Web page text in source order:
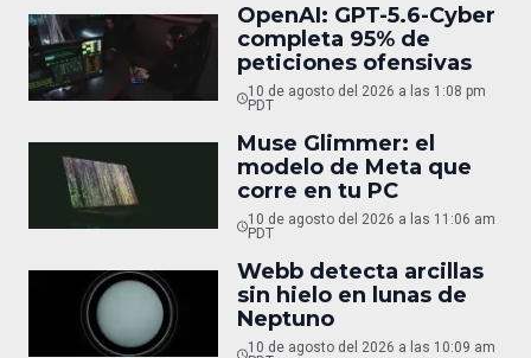
OpenAI: GPT-5.6-Cyber
completa 95% de
peticiones ofensivas
10 de agosto del 2026 a las 1:08 pm
PDT
Muse Glimmer: el
modelo de Meta que
corre en tu PC
10 de agosto del 2026 a las 11:06 am
PDT
Webb detecta arcillas
sin hielo en lunas de
Neptuno
10 de agosto del 2026 a las 10:09 am